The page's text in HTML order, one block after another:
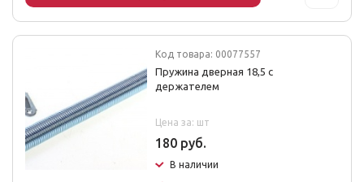
Код товара: 00077557
Пружина дверная 18,5 с
держателем
Цена за: шт
180 руб.
В наличии